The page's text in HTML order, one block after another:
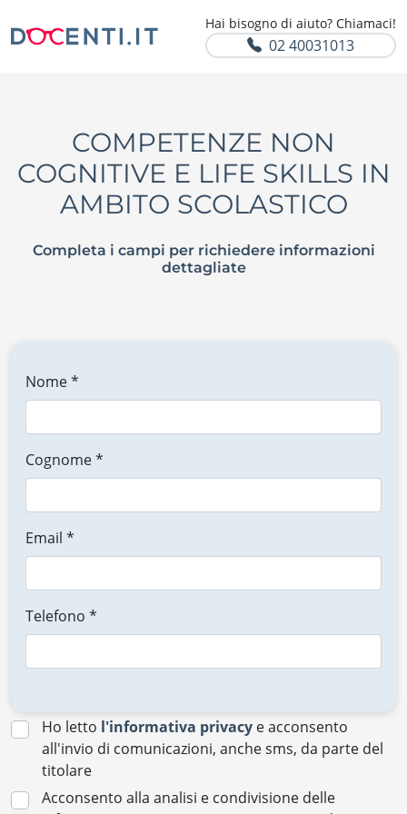
Hai bisogno di aiuto? Chiamaci!
02 40031013
COMPETENZE NON
COGNITIVE E LIFE SKILLS IN
AMBITO SCOLASTICO
Completa i campi per richiedere informazioni
dettagliate
Nome *
Cognome *
Email *
Telefono *
Ho letto l'informativa privacy e acconsento
all'invio di comunicazioni, anche sms, da parte del
titolare
Acconsento alla analisi e condivisione delle